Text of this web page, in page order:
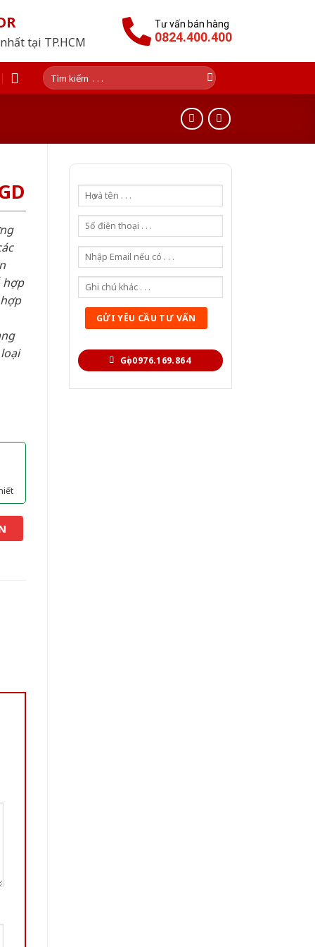
tại TP.HCM
Tư vấn bán hàng
0824.400.400
Tìm
kiếm:
Gọi 0976.169.864
hợp